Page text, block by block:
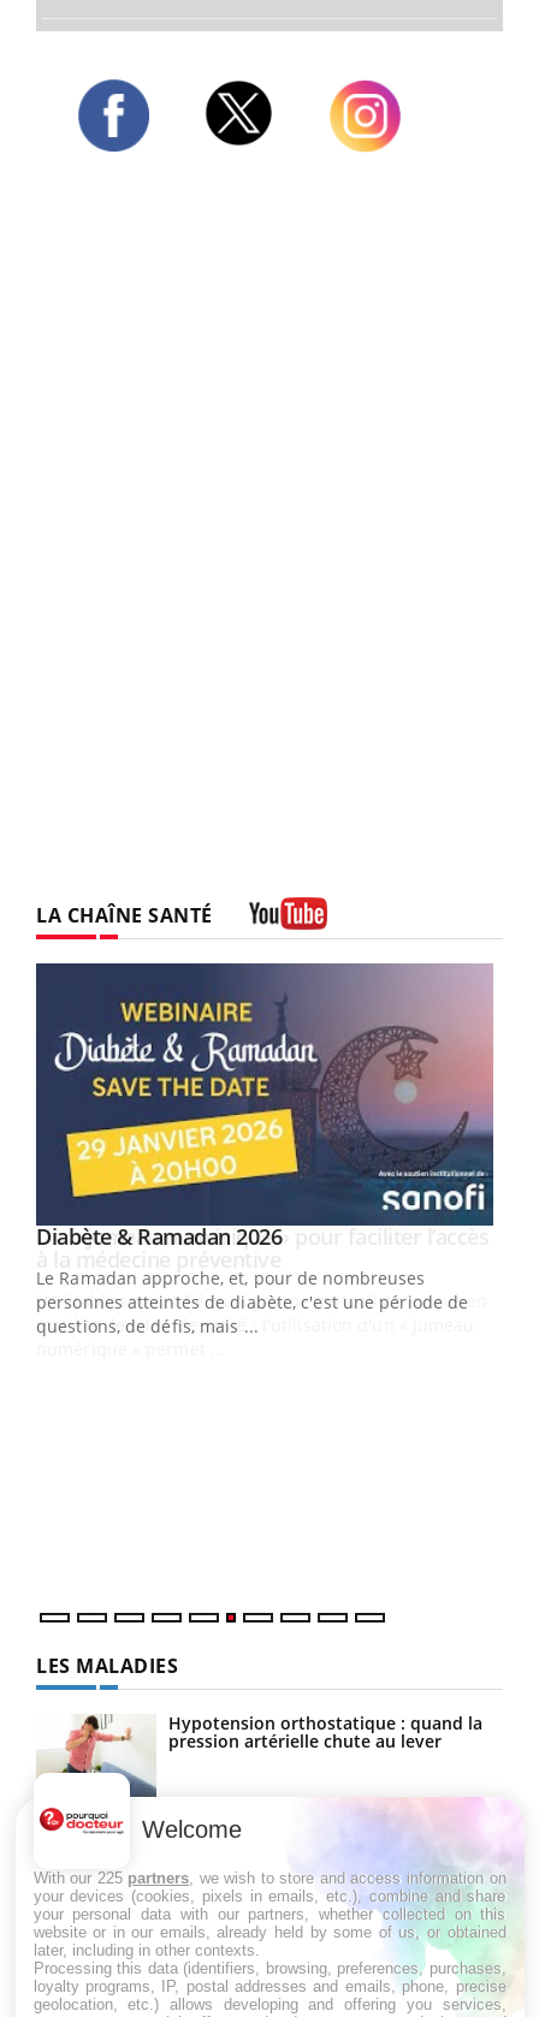
LA CHAÎNE SANTÉ
Youtube
Diabète & Ramadan 2026Youtube
Le Ramadan approche, et, pour de nombreuses
personnes atteintes de diabète, c'est une période de
questions, de défis, mais ...
Youtube
Un « jumeau numérique » pour faciliter l’accès
Un établissement lié à un groupe mutualiste innove en
matière de bilan de santé : l'utilisation d'un « jumeau
LES MALADIES
Hypotension orthostatique : quand la
pression artérielle chute au lever
Drépanocytose : une déformation des
Maladie de Charcot (Sclérose latérale
amyotrophique)
Welcome
With our 225 partners , we wish to store and access information on
your devices (cookies, pixels in emails, etc.), combine and share
your personal data with our partners, whether collected on this
website or in our emails, already held by some of us, or obtained
later, including in other contexts.
Processing this data (identifiers, browsing, preferences, purchases,
loyalty programs, IP, postal addresses and emails, phone, precise
geolocation, etc.) allows developing and offering you services,